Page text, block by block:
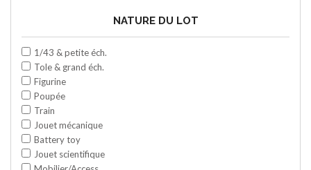
NATURE DU LOT
1/43 & petite éch.
Tole & grand éch.
Figurine
Poupée
Train
Jouet mécanique
Battery toy
Jouet scientifique